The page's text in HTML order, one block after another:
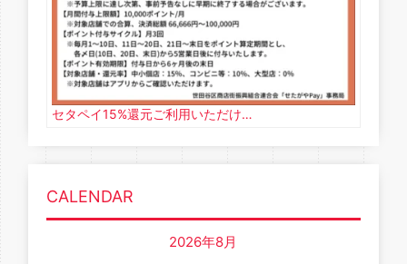
セタペイ15%還元ご利用いただけ…
CALENDAR
2026年8月